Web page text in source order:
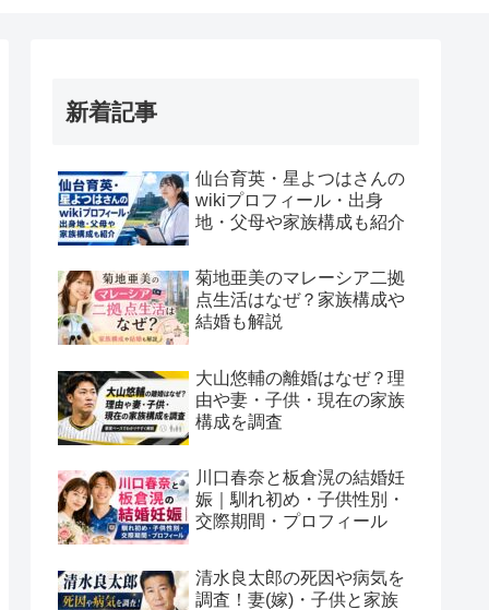
新着記事
仙台育英・星よつはさんの
wikiプロフィール・出身
地・父母や家族構成も紹介
菊地亜美のマレーシア二拠
点生活はなぜ？家族構成や
結婚も解説
大山悠輔の離婚はなぜ？理
由や妻・子供・現在の家族
構成を調査
川口春奈と板倉滉の結婚妊
娠｜馴れ初め・子供性別・
交際期間・プロフィール
清水良太郎の死因や病気を
調査！妻(嫁)・子供と家族